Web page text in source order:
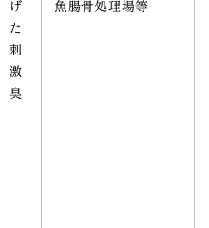
げ
た
刺
激
臭
魚腸骨処理場等